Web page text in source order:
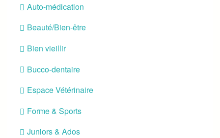
Auto-médication
Beauté/Bien-être
Bien vieillir
Bucco-dentaire
Espace Vétérinaire
Forme & Sports
Juniors & Ados